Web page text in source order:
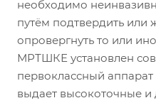
необходимо
путём подтвердить или
опровергнуть то или
МРТШКЕ установлен
первоклассный
выдает высокоточные